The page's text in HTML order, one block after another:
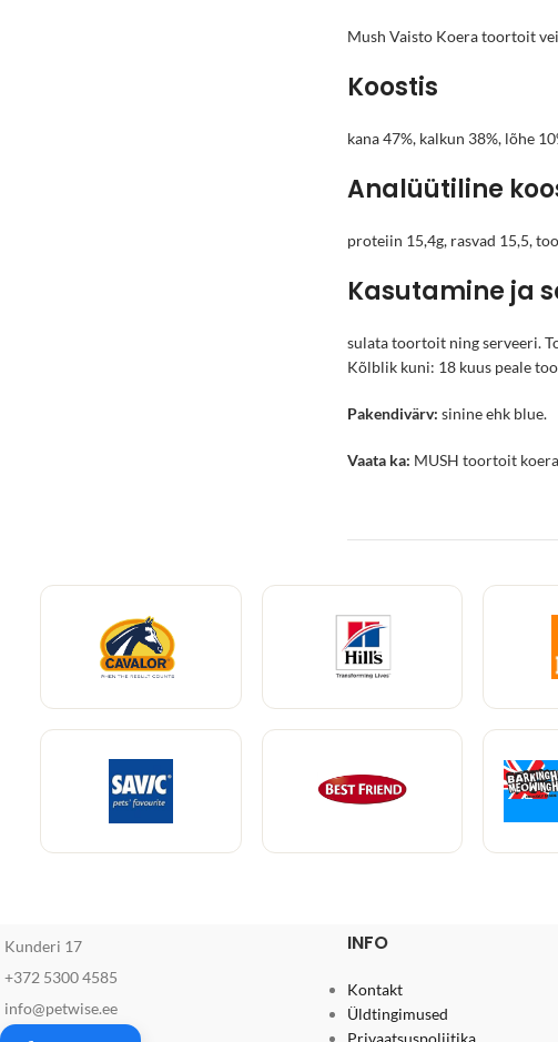
Mush Vaisto Koera toortoit
Koostis
kana 47%, kalkun 38%, lõhe
Analüütiline
proteiin 15,4g, rasvad 15,5,
Kasutamine ja
sulata toortoit ning serveeri.
Kõlblik kuni: 18 kuus peale
Pakendivärv: sinine ehk blue.
Vaata ka: MUSH toortoit
Kunderi 17
+372 5300 4585
info@petwise.ee
INFO
Kontakt
Üldtingimused
Privaatsuspoliitika